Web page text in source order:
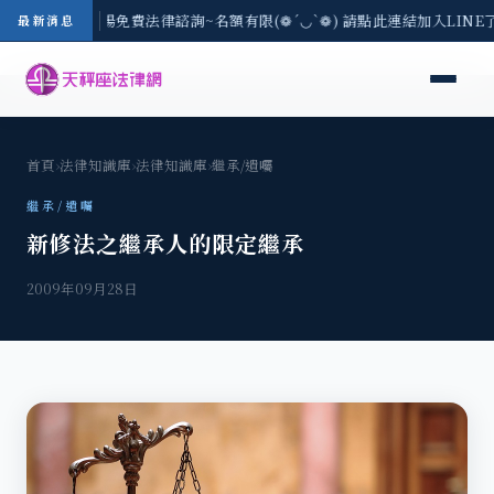
最新消息
區-8/3(一) 現場免費法律諮詢~名額有限(❁´◡`❁) 請點此連結加入
首頁›法律知識庫›法律知識庫›繼承/遺囑
繼承/遺囑
新修法之繼承人的限定繼承
2009年09月28日